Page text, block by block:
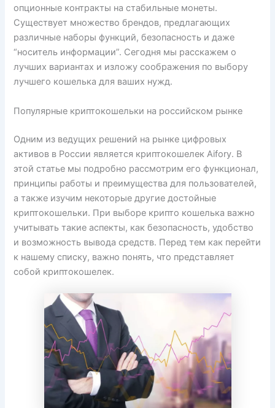
опционные контракты на стабильные монеты.
Существует множество брендов, предлагающих
различные наборы функций, безопасность и даже
“носитель информации”. Сегодня мы расскажем о
лучших вариантах и изложу соображения по выбору
лучшего кошелька для ваших нужд.
Популярные криптокошельки на российском рынке
Одним из ведущих решений на рынке цифровых
активов в России является криптокошелек Aifory. В
этой статье мы подробно рассмотрим его функционал,
принципы работы и преимущества для пользователей,
а также изучим некоторые другие достойные
криптокошельки. При выборе крипто кошелька важно
учитывать такие аспекты, как безопасность, удобство
и возможность вывода средств. Перед тем как перейти
к нашему списку, важно понять, что представляет
собой криптокошелек.